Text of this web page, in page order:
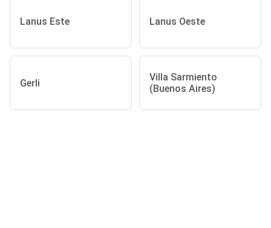
Lanus Este Lanus Oeste
Gerli
Villa Sarmiento
(Buenos Aires)